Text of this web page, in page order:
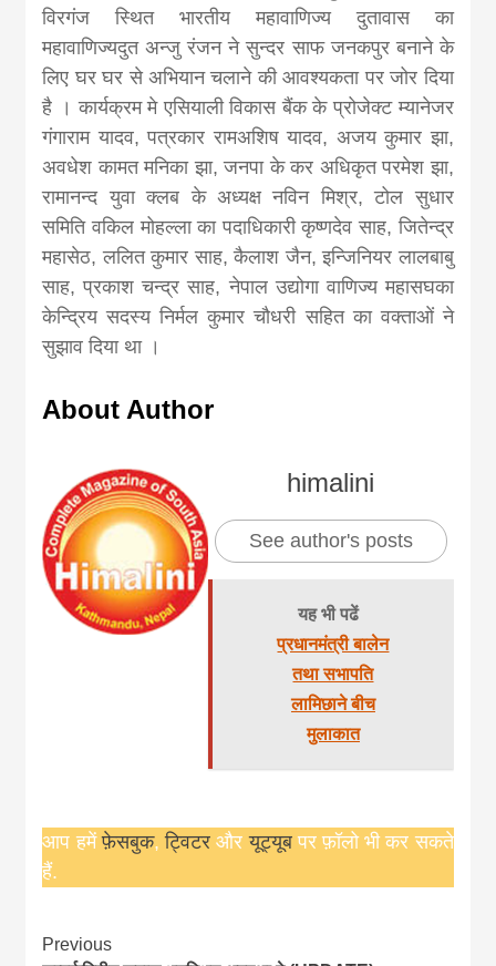
विरगंज स्थित भारतीय महावाणिज्य दुतावास का
महावाणिज्यदुत अन्जु रंजन ने सुन्दर साफ जनकपुर बनाने के
लिए घर घर से अभियान चलाने की आवश्यकता पर जोर दिया
है । कार्यक्रम मे एसियाली विकास बैंक के प्रोजेक्ट म्यानेजर
गंगाराम यादव, पत्रकार रामअशिष यादव, अजय कुमार झा,
अवधेश कामत मनिका झा, जनपा के कर अधिकृत परमेश झा,
रामानन्द युवा क्लब के अध्यक्ष नविन मिश्र, टोल सुधार
समिति वकिल मोहल्ला का पदाधिकारी कृष्णदेव साह, जितेन्द्र
महासेठ, ललित कुमार साह, कैलाश जैन, इन्जिनियर लालबाबु
साह, प्रकाश चन्द्र साह, नेपाल उद्योगा वाणिज्य महासघका
केन्द्रिय सदस्य निर्मल कुमार चौधरी सहित का वक्ताओं ने
सुझाव दिया था ।
About Author
himalini
See author's posts
यह भी पढें
प्रधानमंत्री बालेन
तथा सभापति
लामिछाने बीच
मुलाकात
आप हमेंफ़ेसबुक,ट्विटरऔरयूट्यूबपर फ़ॉलो भी कर सकते
हैं.
Continue
Previous